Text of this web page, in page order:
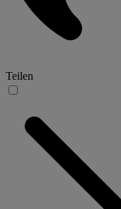
Teilen